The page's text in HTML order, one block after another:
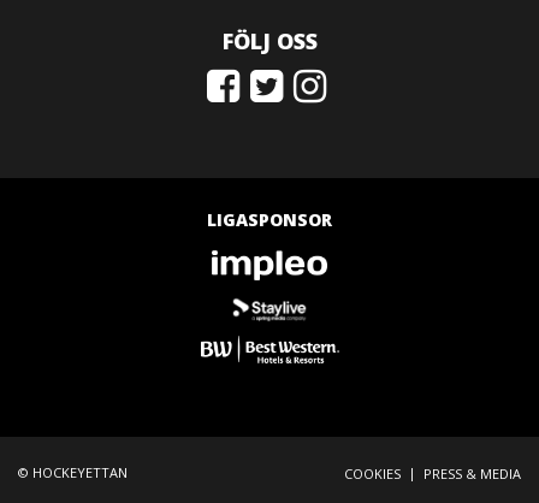
FÖLJ OSS
LIGASPONSOR
© HOCKEYETTAN COOKIES | PRESS & MEDIA